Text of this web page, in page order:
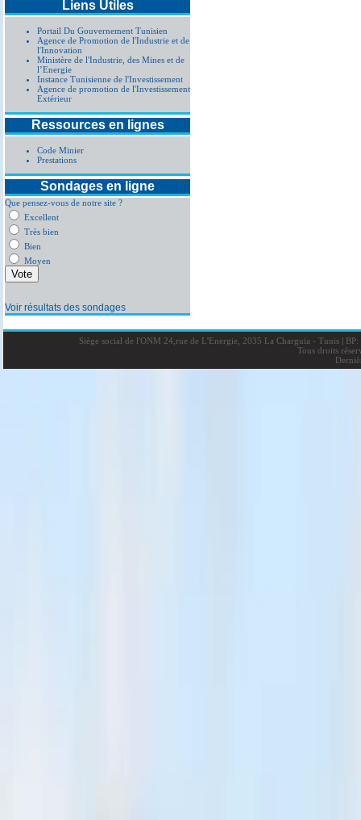
Liens Utiles
Portail Du Gouvernement Tunisien
Agence de Promotion de l'Industrie et de
l'Innovation
Ministère de l'Industrie, des Mines et de
l’Energie
Instance Tunisienne de l'Investissement
Agence de promotion de l'Investissement
Extérieur
Ressources en lignes
Code Minier
Prestations
Sondages en ligne
Que pensez-vous de notre site ?
Excellent
Très bien
Bien
Moyen
Voir résultats des sondages
Siège social de l'ONM 24,rue de L'Energie, 2035 La Charguia - Tunis |BP:
Tous droits